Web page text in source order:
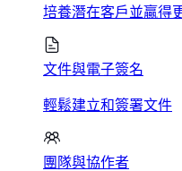
培養潛在客戶並贏得
文件與電子簽名
輕鬆建立和簽署文件
團隊與協作者